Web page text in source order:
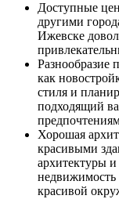
Доступные
другими
Ижевске
как
стиля и
подходящий
Хорошая
красивыми
архитектуры
недвижимость
красивой